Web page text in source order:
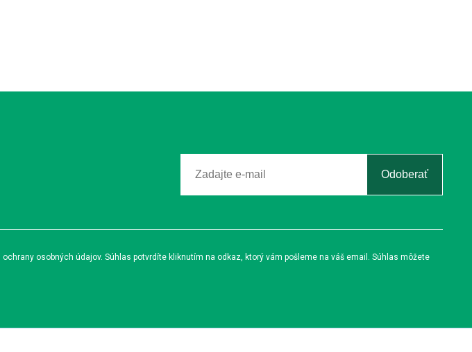
Odoberať
osobných údajov. Súhlas potvrdíte kliknutím na odkaz, ktorý vám pošleme na váš email. Súhlas môžete